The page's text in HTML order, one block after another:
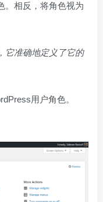
。相反，将角色视为
它准确地定义了它的
用户角色。